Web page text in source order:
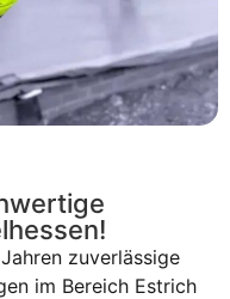
zuverlässige
im Bereich Estrich